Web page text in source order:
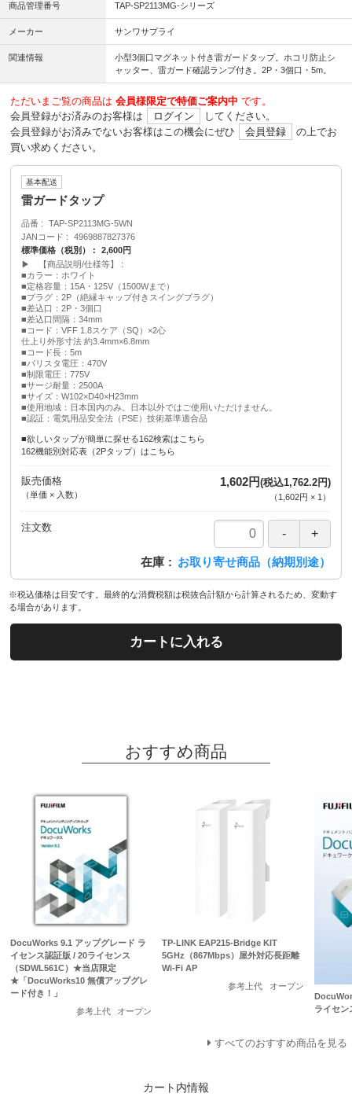
商品管理番号 TAP-SP2113MG-シリーズ
メーカー サンワサプライ
関連情報
小型3個口マグネット付き雷ガードタップ。ホコリ防止シ
ャッター、雷ガード確認ランプ付き。2P・3個口・5m。
ただいまご覧の商品は 会員様限定で特価ご案内中 です。
会員登録がお済みのお客様は
ログイン
してください。
会員登録がお済みでないお客様はこの機会にぜひ
会員登録
の上でお
買い求めください。
基本配送
雷ガードタップ
品番
TAP-SP2113MG-5WN
JANコード
4969887827376
標準価格（税別）
2,600円
▶ 【商品説明/仕様等】
■カラー：ホワイト
■定格容量：15A・125V（1500Wまで）
■プラグ：2P（絶縁キャップ付きスイングプラグ）
■差込口：2P・3個口
■差込口間隔：34mm
■コード：VFF 1.8スケア（SQ）×2心
仕上り外形寸法 約3.4mm×6.8mm
■コード長：5m
■バリスタ電圧：470V
■制限電圧：775V
■サージ耐量：2500A
■サイズ：W102×D40×H23mm
■使用地域：日本国内のみ。日本以外ではご使用いただけません。
■認証：電気用品安全法（PSE）技術基準適合品
■欲しいタップが簡単に探せる162検索はこちら
162機能別対応表（2Pタップ）はこちら
販売価格
（単価 × 入数）
1,602円(税込1,762.2円)
（ 1,602円 × 1 ）
注文数
在庫 お取り寄せ商品（納期別途）
※税込価格は目安です。最終的な消費税額は税抜合計額から計算されるため、変動す
る場合があります。
カートに入れる
おすすめ商品
DocuWorks 9.1 アップグレード ラ
イセンス認証版 / 20ライセンス
（SDWL561C）★当店限定
★「DocuWorks10 無償アップグレ
ード付き！」
参考上代
オープン
TP-LINK EAP215-Bridge KIT
5GHz（867Mbps）屋外対応長距離
Wi-Fi AP
参考上代
オープン
ライセン
すべてのおすすめ商品を見る
カート内情報